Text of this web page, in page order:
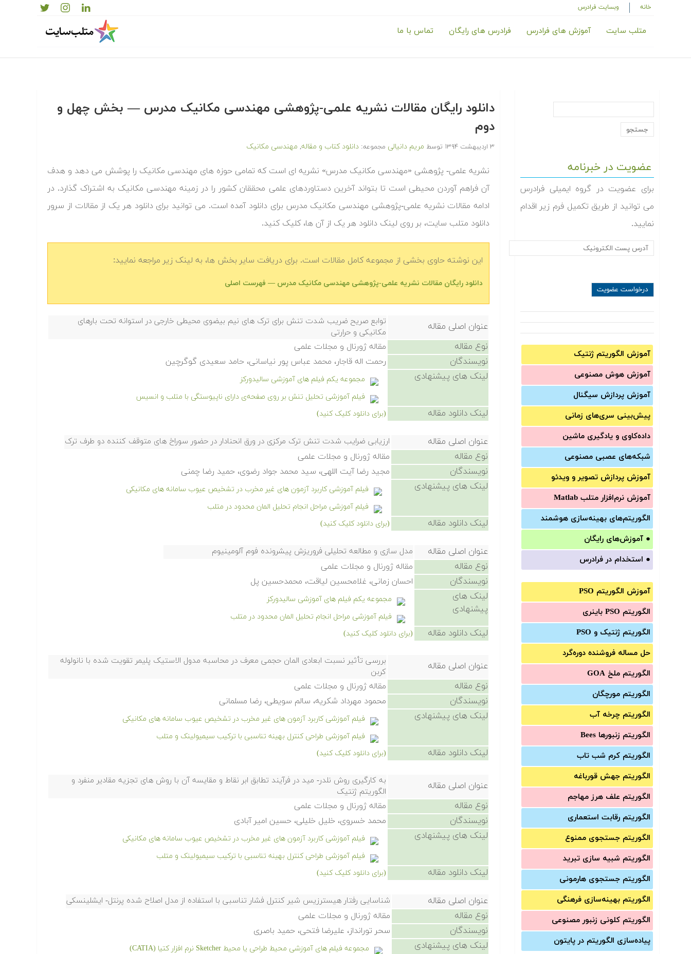
خانه وبسایت فرادرس
متلب سایت آموزش های فرادرس فرادرس های رایگان تماس با ما
عضویت در خبرنامه
برای عضویت در گروه ایمیلی فرادرس
می توانید از طریق تکمیل فرم زیر اقدام
نمایید.
آموزش الگوریتم ژنتیک
آموزش‌ هوش مصنوعی
آموزش‌ پردازش سیگنال
پیش‌‌بینی سری‌‌های زمانی
داده‌کاوی و یادگیری ماشین
شبکه‌های عصبی مصنوعی
آموزش‌ پردازش تصویر و ویدئو
آموزش‌ نرم‌افزار متلب Matlab
الگوریتم‌های بهینه‌سازی هوشمند
● آموزش‌های رایگان
● استخدام در فرادرس
آموزش الگوریتم PSO
الگوریتم PSO باینری
الگوریتم ژنتیک و PSO
حل مساله فروشنده دوره‌گرد
الگوریتم ملخ GOA
الگوریتم مورچگان
الگوریتم چرخه آب
الگوریتم زنبورها Bees
الگوریتم کرم شب تاب
الگوریتم جهش قورباغه
الگوریتم علف هرز مهاجم
الگوریتم رقابت استعماری
الگوریتم جستجوی ممنوع
الگوریتم شبیه سازی تبرید
الگوریتم جستجوی هارمونی
الگوریتم بهینه‌سازی فرهنگی
الگوریتم کلونی زنبور مصنوعی
پیاده‌سازی الگوریتم در پایتون
دانلود رایگان مقالات نشریه علمی-پژوهشی مهندسی مکانیک مدرس — بخش چهل و
دوم
۳ اردیبهشت ۱۳۹۴ توسط مریم دانیالی مجموعه: دانلود کتاب و مقاله, مهندسی مکانیک
نشریه علمی- پژوهشی «مهندسی مکانیک مدرس» نشریه ای است که تمامی حوزه های مهندسی مکانیک را پوشش می دهد و هدف
آن فراهم آوردن محیطی است تا بتواند آخرین دستاوردهای علمی محققان کشور را در زمینه مهندسی مکانیک به اشتراک گذارد. در
ادامه مقالات نشریه علمی-پژوهشی مهندسی مکانیک مدرس برای دانلود آمده است. می توانید برای دانلود هر یک از مقالات از سرور
دانلود متلب سایت، بر روی لینک دانلود هر یک از آن ها، کلیک کنید.
این نوشته حاوی بخشی از مجموعه کامل مقالات است. برای دریافت سایر بخش ها، به لینک زیر مراجعه نمایید:
دانلود رایگان مقالات نشریه علمی-پژوهشی مهندسی مکانیک مدرس — فهرست اصلی
عنوان اصلی مقاله
توابع صریح ضریب شدت تنش برای ترک های نیم بیضوی محیطی خارجی در استوانه تحت بارهای
مکانیکی و حرارتی
نوع مقاله مقاله ژورنال و مجلات علمی
نویسندگان رحمت اله قاجار، محمد عباس پور نیاسانی، حامد سعیدی گوگرچین
لینک های پیشنهادی
مجموعه یکم فیلم های آموزشی سالیدورکز
فیلم آموزشی تحلیل تنش بر روی صفحه‌ی دارای ناپیوستگی با متلب و انسیس
لینک دانلود مقاله (برای دانلود کلیک کنید)
عنوان اصلی مقاله ارزیابی ضرایب شدت تنش ترک مرکزی در ورق انحنادار در حضور سوراخ های متوقف کننده دو طرف ترک
نوع مقاله مقاله ژورنال و مجلات علمی
نویسندگان مجید رضا آیت اللهی، سید محمد جواد رضوی، حمید رضا چمنی
لینک های پیشنهادی
فیلم آموزشی کاربرد آزمون های غیر مخرب در تشخیص عیوب سامانه های مکانیکی
فیلم آموزشی مراحل انجام تحلیل المان محدود در متلب
لینک دانلود مقاله (برای دانلود کلیک کنید)
عنوان اصلی مقاله مدل سازی و مطالعه تحلیلی فروریزش پیشرونده فوم آلومینیوم
نوع مقاله مقاله ژورنال و مجلات علمی
نویسندگان احسان زمانی، غلامحسین لیاقت، محمدحسین پل
لینک های
پیشنهادی
مجموعه یکم فیلم های آموزشی سالیدورکز
فیلم آموزشی مراحل انجام تحلیل المان محدود در متلب
لینک دانلود مقاله (برای دانلود کلیک کنید)
عنوان اصلی مقاله
بررسی تأثیر نسبت ابعادی المان حجمی معرف در محاسبه مدول الاستیک پلیمر تقویت شده با نانولوله
کربن
نوع مقاله مقاله ژورنال و مجلات علمی
نویسندگان محمود مهرداد شکریه، سالم سویطی، رضا مسلمانی
لینک های پیشنهادی
فیلم آموزشی کاربرد آزمون های غیر مخرب در تشخیص عیوب سامانه های مکانیکی
فیلم آموزشی طراحی کنترل بهینه تناسبی با ترکیب سیمیولینک و متلب
لینک دانلود مقاله (برای دانلود کلیک کنید)
عنوان اصلی مقاله
به کارگیری روش نلدر- مید در فرآیند تطابق ابر نقاط و مقایسه آن با روش های تجزیه مقادیر منفرد و
الگوریتم ژنتیک
نوع مقاله مقاله ژورنال و مجلات علمی
نویسندگان محمد خسروی، خلیل خلیلی، حسین امیر آبادی
لینک های پیشنهادی
فیلم آموزشی کاربرد آزمون های غیر مخرب در تشخیص عیوب سامانه های مکانیکی
فیلم آموزشی طراحی کنترل بهینه تناسبی با ترکیب سیمیولینک و متلب
لینک دانلود مقاله (برای دانلود کلیک کنید)
عنوان اصلی مقاله شناسایی رفتار هیسترزیس شیر کنترل فشار تناسبی با استفاده از مدل اصلاح شده پرنتل- ایشلینسکی
نوع مقاله مقاله ژورنال و مجلات علمی
نویسندگان سحر تورانداز، علیرضا فتحی، حمید باصری
لینک های پیشنهادی
مجموعه فیلم های آموزشی محیط طراحی یا محیط Sketcher نرم افزار کتیا (CATIA)